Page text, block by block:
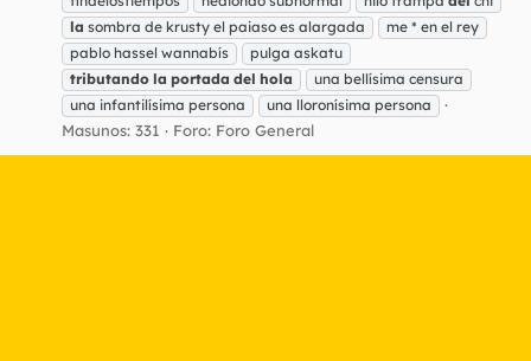
la sombra de krusty el paiaso es alargada
me * en el rey
pablo hassel wannabís
pulga askatu
tributando la portada del hola
una bellísima censura
una infantilísima persona
una lloronísima persona
Masunos: 331 Foro: Foro General